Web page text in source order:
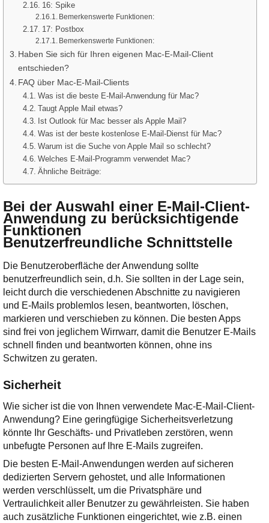
16: Spike
Bemerkenswerte Funktionen:
17: Postbox
Bemerkenswerte Funktionen:
Haben Sie sich für Ihren eigenen Mac-E-Mail-Client
entschieden?
FAQ über Mac-E-Mail-Clients
Was ist die beste E-Mail-Anwendung für Mac?
Taugt Apple Mail etwas?
Ist Outlook für Mac besser als Apple Mail?
Was ist der beste kostenlose E-Mail-Dienst für Mac?
Warum ist die Suche von Apple Mail so schlecht?
Welches E-Mail-Programm verwendet Mac?
Ähnliche Beiträge:
Bei der Auswahl einer E-Mail-Client-
Anwendung zu berücksichtigende
Funktionen
Benutzerfreundliche Schnittstelle
Die Benutzeroberfläche der Anwendung sollte
benutzerfreundlich sein, d.h. Sie sollten in der Lage sein,
leicht durch die verschiedenen Abschnitte zu navigieren
und E-Mails problemlos lesen, beantworten, löschen,
markieren und verschieben zu können. Die besten Apps
sind frei von jeglichem Wirrwarr, damit die Benutzer E-Mails
schnell finden und beantworten können, ohne ins
Schwitzen zu geraten.
Sicherheit
Wie sicher ist die von Ihnen verwendete Mac-E-Mail-Client-
Anwendung? Eine geringfügige Sicherheitsverletzung
könnte Ihr Geschäfts- und Privatleben zerstören, wenn
unbefugte Personen auf Ihre E-Mails zugreifen.
Die besten E-Mail-Anwendungen werden auf sicheren
dedizierten Servern gehostet, und alle Informationen
werden verschlüsselt, um die Privatsphäre und
Vertraulichkeit aller Benutzer zu gewährleisten. Sie haben
auch zusätzliche Funktionen eingerichtet, wie z.B. einen